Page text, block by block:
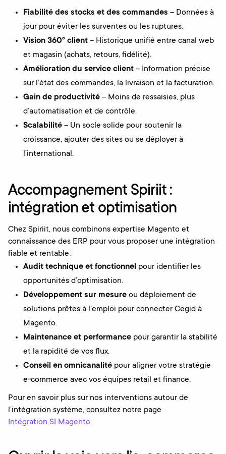
Fiabilité des stocks et des commandes – Données à
jour pour éviter les surventes ou les ruptures.
Vision 360° client – Historique unifié entre canal web
et magasin (achats, retours, fidélité).
Amélioration du service client – Information précise
sur l’état des commandes, la livraison et la facturation.
Gain de productivité – Moins de ressaisies, plus
d’automatisation et de contrôle.
Scalabilité – Un socle solide pour soutenir la
croissance, ajouter des sites ou se déployer à
l’international.
Accompagnement Spiriit :
intégration et optimisation
Chez Spiriit, nous combinons expertise Magento et
connaissance des ERP pour vous proposer une intégration
fiable et rentable :
Audit technique et fonctionnel pour identifier les
opportunités d’optimisation.
Développement sur mesure ou déploiement de
solutions prêtes à l’emploi pour connecter Cegid à
Magento.
Maintenance et performance pour garantir la stabilité
et la rapidité de vos flux.
Conseil en omnicanalité pour aligner votre stratégie
e‑commerce avec vos équipes retail et finance.
Pour en savoir plus sur nos interventions autour de
l’intégration système, consultez notre page
Intégration SI Magento.